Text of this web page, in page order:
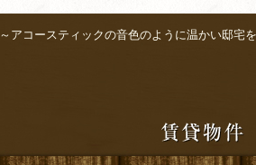
～アコースティックの音色のように温かい邸